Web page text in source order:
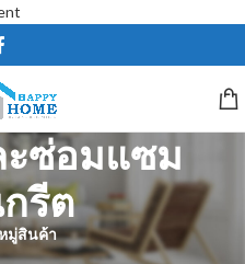
ซ่อมแซม
รีต
มู่สินค้า
ประสานและซ่อมแซมคอนกรีต